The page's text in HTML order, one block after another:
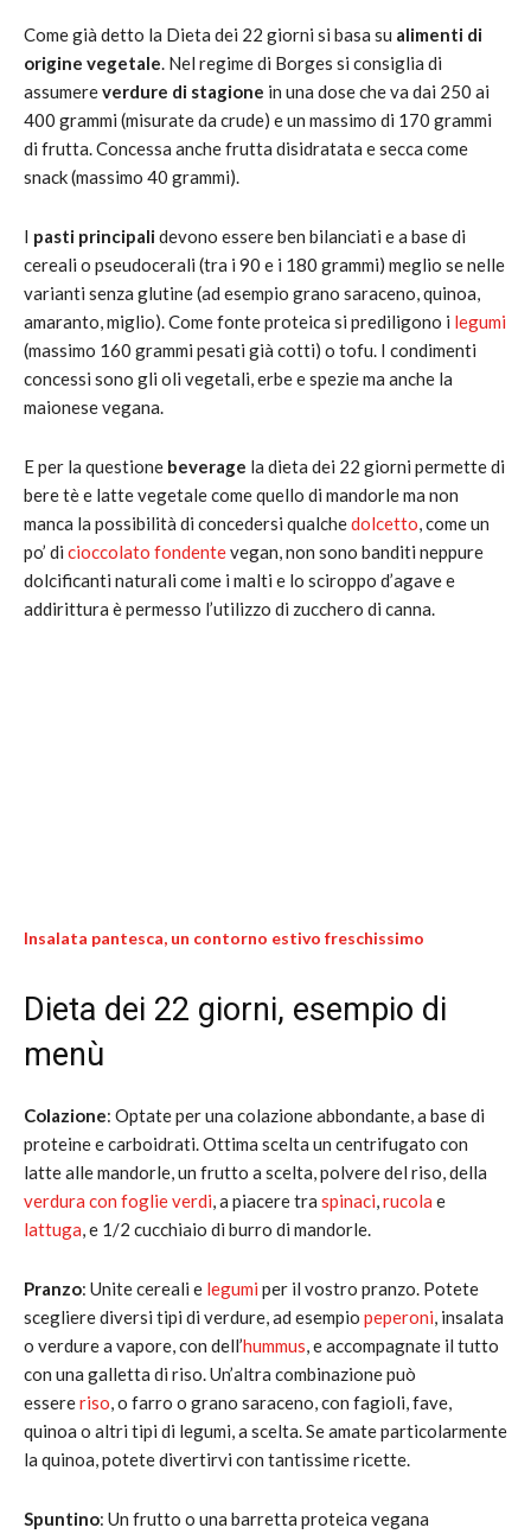
Come già detto la Dieta dei 22 giorni si basa su alimenti di
origine vegetale. Nel regime di Borges si consiglia di
assumereverdure di stagione in una dose che va dai 250 ai
400 grammi (misurate da crude) e un massimo di 170 grammi
di frutta. Concessa anche frutta disidratata e secca come
snack (massimo 40 grammi).
I pasti principalidevono essere ben bilanciati e a base di
cereali o pseudocerali (tra i 90 e i 180 grammi) meglio se nelle
varianti senza glutine (ad esempio grano saraceno, quinoa,
amaranto, miglio). Come fonte proteica si prediligono i legumi
(massimo 160 grammi pesati già cotti) o tofu. I condimenti
concessi sono gli oli vegetali, erbe e spezie ma anche la
maionese vegana.
E per la questione beverage la dieta dei 22 giorni permette di
bere tè e latte vegetale come quello di mandorle ma non
manca la possibilità di concedersi qualchedolcetto, come un
po’ di cioccolato fondentevegan, non sono banditi neppure
dolcificanti naturali come i malti e lo sciroppo d’agave e
addirittura è permesso l’utilizzo di zucchero di canna.
Insalata pantesca, un contorno estivo freschissimo
Dieta dei 22 giorni, esempio di
menù
Colazione: Optate per una colazione abbondante, a base di
proteine e carboidrati. Ottima scelta un centrifugato con
latte alle mandorle, un frutto a scelta, polvere del riso, della
verdura con foglie verdi, a piacere tra spinaci,rucola e
lattuga, e 1/2 cucchiaio di burro di mandorle.
Pranzo: Unite cereali e legumi per il vostro pranzo. Potete
scegliere diversi tipi di verdure, ad esempio peperoni, insalata
o verdure a vapore, con dell’hummus, e accompagnate il tutto
con una galletta di riso. Un’altra combinazione può
essereriso, o farro o grano saraceno, con fagioli, fave,
quinoa o altri tipi di legumi, a scelta. Se amate particolarmente
la quinoa, potete divertirvi con tantissime ricette.
Spuntino: Un frutto o una barretta proteica vegana